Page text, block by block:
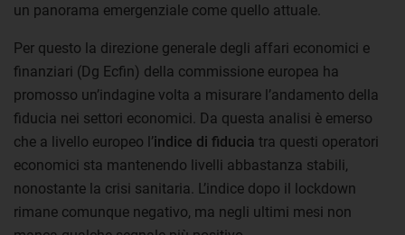
un panorama emergenziale come quello attuale.
Per questo la direzione generale degli affari economici e
finanziari (Dg Ecfin) della commissione europea ha
promosso un’indagine volta a misurare l’andamento della
fiducia nei settori economici. Da questa analisi è emerso
che a livello europeo l’indice di fiducia tra questi operatori
economici sta mantenendo livelli abbastanza stabili,
nonostante la crisi sanitaria. L’indice dopo il lockdown
rimane comunque negativo, ma negli ultimi mesi non